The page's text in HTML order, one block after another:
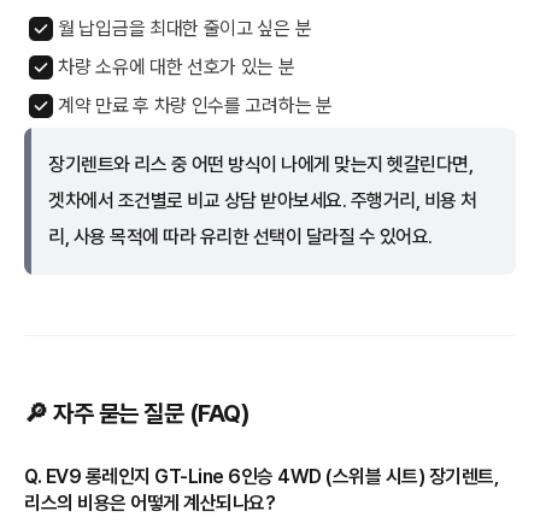
월 납입금을 최대한 줄이고 싶은 분
차량 소유에 대한 선호가 있는 분
계약 만료 후 차량 인수를 고려하는 분
장기렌트와 리스 중 어떤 방식이 나에게 맞는지 헷갈린다면,
겟차에서 조건별로 비교 상담 받아보세요. 주행거리, 비용 처
리, 사용 목적에 따라 유리한 선택이 달라질 수 있어요.
🔎 자주 묻는 질문 (FAQ)
Q. EV9 롱레인지 GT-Line 6인승 4WD (스위블 시트) 장기렌트,
리스의 비용은 어떻게 계산되나요?